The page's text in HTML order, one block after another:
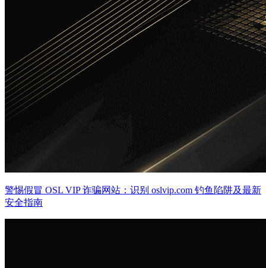
警惕假冒 OSL VIP 诈骗网站：识别 oslvip.com 钓鱼陷阱及最新
安全指南